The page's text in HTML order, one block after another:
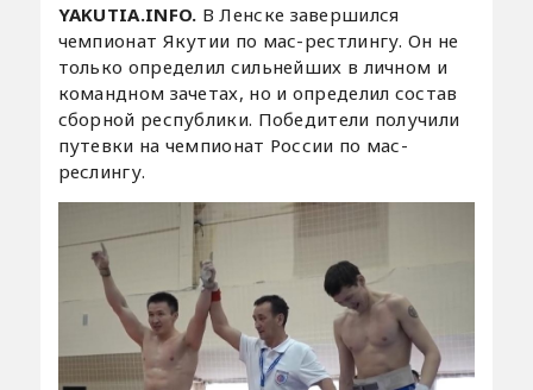
YAKUTIA.INFO. В Ленске завершился
чемпионат Якутии по мас-рестлингу. Он не
только определил сильнейших в личном и
командном зачетах, но и определил состав
сборной республики. Победители получили
путевки на чемпионат России по мас-
реслингу.